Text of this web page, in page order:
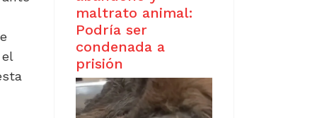
maltrato animal:
Podría ser
condenada a
prisión